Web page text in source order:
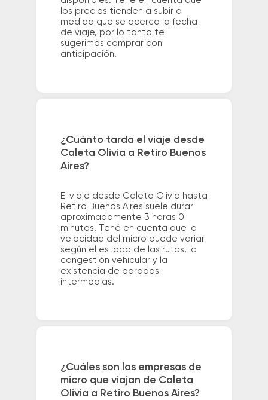
los precios tienden a subir a
medida que se acerca la fecha
de viaje, por lo tanto te
sugerimos comprar con
anticipación.
¿Cuánto tarda el viaje desde
Caleta Olivia a Retiro Buenos
Aires?
El viaje desde Caleta Olivia hasta
Retiro Buenos Aires suele durar
aproximadamente 3 horas 0
minutos. Tené en cuenta que la
velocidad del micro puede variar
según el estado de las rutas, la
congestión vehicular y la
existencia de paradas
intermedias.
¿Cuáles son las empresas de
micro que viajan de Caleta
Olivia a Retiro Buenos Aires?